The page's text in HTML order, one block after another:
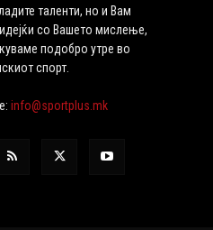
таленти, но и Вам
со Вашето мислење,
подобро утре во
спорт.
info@sportplus.mk